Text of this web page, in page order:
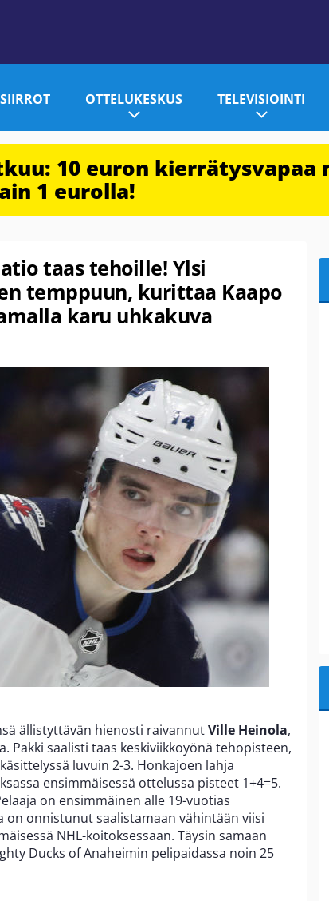
SIIRROT OTTELUKESKUS TELEVISIOINTI
10 euron kierrätysvapaa
1 eurolla!
taas tehoille! Ylsi
temppuun, kurittaa Kaapo
karu uhkakuva
ällistyttävän hienosti raivannutVille Heinola,
Pakki saalisti taas keskiviikkoyönä tehopisteen,
luvuin 2-3. Honkajoen lahja
ensimmäisessä ottelussa pisteet 1+4=5.
on ensimmäinen alle 19-vuotias
on onnistunut saalistamaan vähintään viisi
NHL-koitoksessaan. Täysin samaan
Ducks of Anaheimin pelipaidassa noin 25